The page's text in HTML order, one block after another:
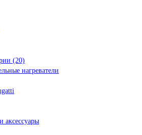
(20)
нагреватели
аксессуары